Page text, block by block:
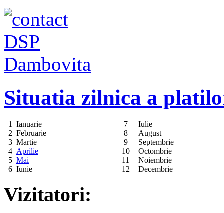
Situatia zilnica a
1 Ianuarie 7
Iulie
2 Februarie 8
August
3 Martie 9
Septembrie
4 Aprilie 10
Octombrie
5 Mai 11
Noiembrie
6 Iunie 12 Decembrie
Vizitatori: